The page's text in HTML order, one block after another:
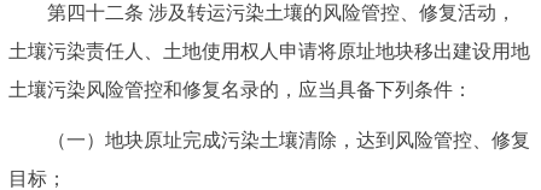
第四十二条 涉及转运污染土壤的风险管控、修复活动，
土壤污染责任人、土地使用权人申请将原址地块移出建设用地
土壤污染风险管控和修复名录的，应当具备下列条件：
（一）地块原址完成污染土壤清除，达到风险管控、修复
目标；